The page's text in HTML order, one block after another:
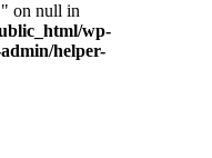
on null in
wp-
helper-